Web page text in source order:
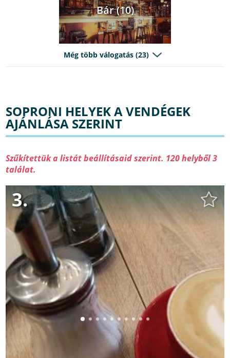
Bár (10)
Még több válogatás (23)
SOPRONI HELYEK A VENDÉGEK
AJÁNLÁSA SZERINT
Szűkítettük a listát beállításaid szerint. 120 helyből 3
találat.
3.